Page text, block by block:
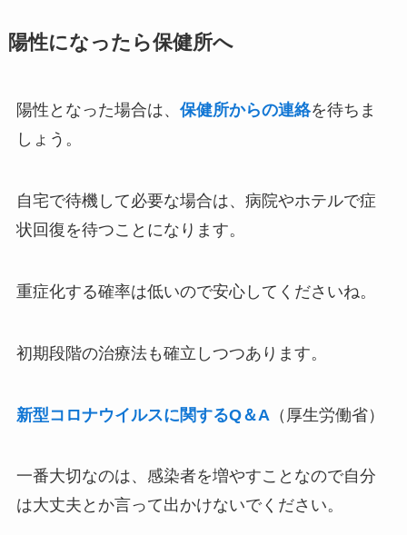
陽性になったら保健所へ
陽性となった場合は、 保健所からの連絡を待ちま
しょう。
自宅で待機して必要な場合は、病院やホテルで症
状回復を待つことになります。
重症化する確率は低いので安心してくださいね。
初期段階の治療法も確立しつつあります。
新型コロナウイルスに関するQ＆A （厚生労働省）
一番大切なのは、感染者を増やすことなので自分
は大丈夫とか言って出かけないでください。